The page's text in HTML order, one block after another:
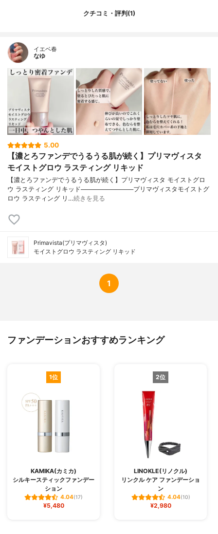
酸化鉄、アルミナ、シリカ、ステアロイル
化スズ
クチコミ・評判(1)
イエベ春
なゆ
5.00
【濃とろファンデでうるうる肌が続く】プリマヴィスタ
モイストグロウ ラスティング リキッド
【濃とろファンデでうるうる肌が続く】プリマヴィスタ モイストグロ
ウ ラスティング リキッド────────────プリマヴィスタモイストグ
ロウ ラスティング リ…続きを見る
Primavista(プリマヴィスタ)
モイストグロウ ラスティング リキッド
1
ファンデーションおすすめランキング
1位
KAMIKA(カミカ)
シルキースティックファンデー
ション
4.04(17)
¥5,480
2位
LINOKLE(リノクル)
リンクル ケア ファンデーショ
ン
4.04(10)
¥2,980